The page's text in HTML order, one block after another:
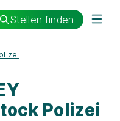
Stellen finden
Polizei